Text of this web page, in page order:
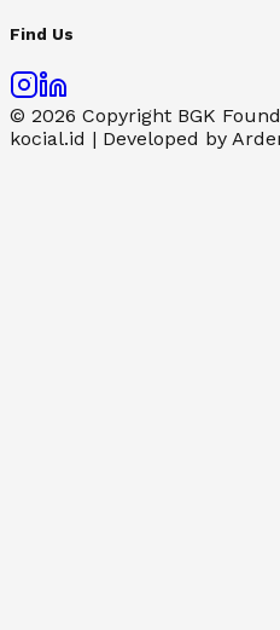
Find Us
© 2026 Copyright BGK
kocial.id | Developed by